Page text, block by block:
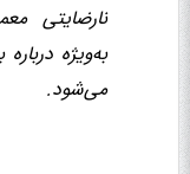
نارضایتی
می‌شود.